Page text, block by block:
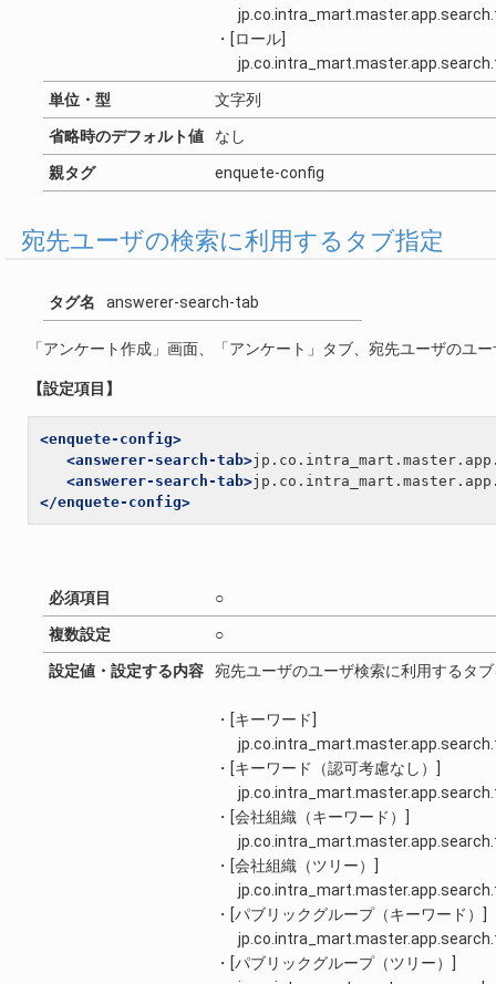
・[ロール]
単位・型 文字列
省略時のデフォルト値 なし
親タグ enquete-config
宛先ユーザの検索に利用するタブ指定
タグ名 answerer-search-tab
「アンケート作成」画面、「アンケート」タブ、宛先ユーザのユ
【設定項目】
<enquete-config>
<answerer-search-tab>
<answerer-search-tab>
</enquete-config>
必須項目 ○
複数設定 ○
設定値・設定する内容 宛先ユーザのユーザ検索に利用するタ
・[キーワード]
・[キーワード（認可考慮なし）]
・[会社組織（キーワード）]
・[会社組織（ツリー）]
・[パブリックグループ（キーワード）]
・[パブリックグループ（ツリー）]